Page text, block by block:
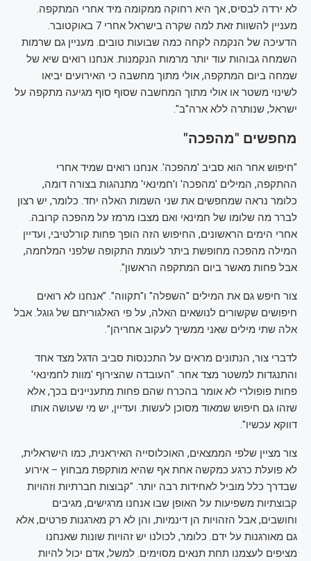
לא ירדה לבסיס, אך היא רחוקה ממקומה מיד אחרי המתקפה.
מעניין להשוות זאת למה שקרה בישראל אחרי 7 באוקטובר.
הדעיכה של הנקמה לקחה כמה שבועות טובים. מעניין גם שרמות
השמחה גבוהות עוד יותר מרמות הנקמנות. אנחנו רואים שיא של
שמחה ביום המתקפה, אולי מתוך מחשבה כי האירועים יביאו
לשינוי משטר או אולי מתוך המחשבה שסוף סוף מגיעה מתקפה על
ישראל, שנותרה ללא ארה"ב".
מחפשים "מהפכה"
"חיפוש אחר הוא סביב 'מהפכה'. אנחנו רואים שמיד אחרי
ההתקפה, המילים 'מהפכה' ו'חמינאי' מתנהגות בצורה דומה,
כלומר נראה שמחפשים את שני השמות האלה יחד. כלומר, יש רצון
לברר מה שלומו של חמינאי ואם מצבו מרמז על מהפכה קרובה.
אחרי הימים הראשונים, החיפוש הזה הופך פחות קורלטיבי, ועדיין
המילה מהפכה מחופשת ביתר לעומת התקופה שלפני המלחמה,
אבל פחות מאשר ביום המתקפה הראשון".
צור חיפש גם את המילים "השפלה" ו"תקווה". "אנחנו לא רואים
חיפושים שקשורים לנושאים האלה, על פי האלגוריתם של גוגל. אבל
אלה שתי מילים שאני ממשיך לעקוב אחריהן".
לדברי צור, הנתונים מראים על התכנסות סביב הדגל מצד אחד
והתנגדות למשטר מצד אחר. "העובדה שהצירוף 'מוות לחמינאי'
פחות פופולרי לא אומר בהכרח שהם פחות מתעניינים בכך, אלא
שזהו גם חיפוש שמאוד מסוכן לעשות. ועדיין, יש מי שעושה אותו
דווקא עכשיו".
צור מציין שלפי הממצאים, האוכלוסייה האיראנית, כמו הישראלית,
לא פועלת כרגע כמקשה אחת אף שהיא מותקפת מבחוץ – אירוע
שבדרך כלל מוביל לאחידות רבה יותר. "קבוצות חברתיות וזהויות
קבוצתיות משפיעות על האופן שבו אנחנו מרגישים, מגיבים
וחושבים, אבל הזהויות הן דינמיות, והן לא רק מארגנות פרטים, אלא
גם מאורגנות על ידם. כלומר, לכולנו יש זהויות שונות שאנחנו
מציפים לעצמנו תחת תנאים מסוימים. למשל, אדם יכול להיות